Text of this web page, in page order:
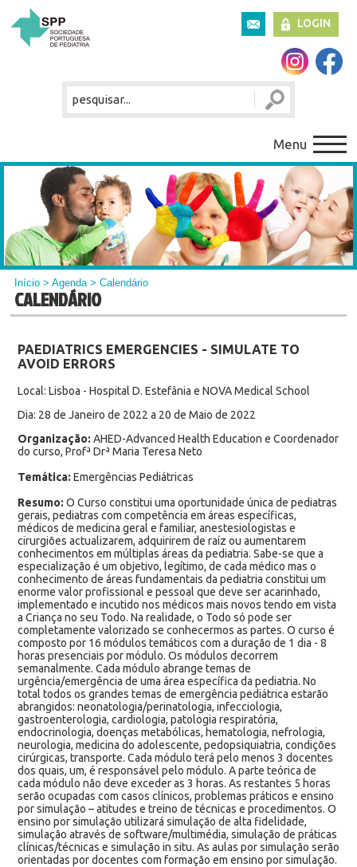
LOGIN
Menu
Início >Agenda> Calendário
CALENDÁRIO
PAEDIATRICS EMERGENCIES - SIMULATE TO
AVOID ERRORS
Local: Lisboa - Hospital D. Estefânia e NOVA Medical School
Dia: 28 de Janeiro de 2022 a 20 de Maio de 2022
Organização: AHED-Advanced Health Education e Coordenador
do curso, Profª Drª Maria Teresa Neto
Temática: Emergências Pediátricas
Resumo: O Curso constitui uma oportunidade única de pediatras
gerais, pediatras com competência em áreas específicas,
médicos de medicina geral e familiar, anestesiologistas e
cirurgiões actualizarem, adquirirem de raíz ou aumentarem
conhecimentos em múltiplas áreas da pediatria. Sabe-se que a
especialização é um objetivo, legítimo, de cada médico mas o
conhecimento de áreas fundamentais da pediatria constitui um
enorme valor profissional e pessoal que deve ser acarinhado,
implementado e incutido nos médicos mais novos tendo em vista
a Criança no seu Todo. Na realidade, o Todo só pode ser
completamente valorizado se conhecermos as partes. O curso é
composto por 16 módulos temáticos com a duração de 1 dia - 8
horas presenciais por módulo. Os módulos decorrem
semanalmente. Cada módulo abrange temas de
urgência/emergência de uma área específica da pediatria. No
total todos os grandes temas de emergência pediátrica estarão
abrangidos: neonatologia/perinatologia, infecciologia,
gastroenterologia, cardiologia, patologia respiratória,
endocrinologia, doenças metabólicas, hematologia, nefrologia,
neurologia, medicina do adolescente, pedopsiquiatria, condições
cirúrgicas, transporte. Cada módulo terá pelo menos 3 docentes
dos quais, um, é responsável pelo módulo. A parte teórica de
cada módulo não deve exceder as 3 horas. As restantes 5 horas
serão ocupadas com casos clínicos, problemas práticos e ensino
por simulação – atitudes e treino de técnicas e procedimentos. O
ensino por simulação utilizará simulação de alta fidelidade,
simulação através de software/multimédia, simulação de práticas
clínicas/técnicas e simulação in situ. As aulas por simulação serão
orientadas por docentes com formação em ensino por simulação.